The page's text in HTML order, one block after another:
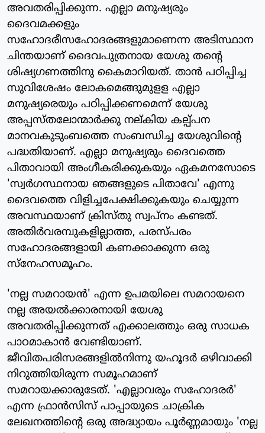
അവതരിപ്പിക്കുന്ന. എല്ലാ മനുഷ്യരും
ദൈവമക്കളും
സഹോദരീസഹോദരങ്ങളുമാണെന്ന അടിസ്ഥാന
ചിന്തയാണ് ദൈവപുത്രനായ യേശു തന്റെ
ശിഷ്യഗണത്തിനു കൈമാറിയത്. താന്‍ പഠിപ്പിച്ച
സുവിശേഷം ലോകമെങ്ങുമുളള എല്ലാ
മനുഷ്യരെയും പഠിപ്പിക്കണമെന്ന് യേശു
അപ്പസ്തലോന്മാര്‍ക്കു നല്കിയ കല്പ്പന
മാനവകുടുംബത്തെ സംബന്ധിച്ച യേശുവിന്റെ
പദ്ധതിയാണ്. എല്ലാ മനുഷ്യരും ദൈവത്തെ
പിതാവായി അംഗീകരിക്കുകയും ഏകമനസോടെ
'സ്വര്‍ഗസ്ഥനായ ഞങ്ങളുടെ പിതാവേ' എന്നു
ദൈവത്തെ വിളിച്ചപേക്ഷിക്കുകയും ചെയ്യുന്ന
അവസ്ഥയാണ് ക്രിസ്തു സ്വപ്നം കണ്ടത്.
അതിര്‍വരമ്പുകളില്ലാത്ത, പരസ്പരം
സഹോദരങ്ങളായി കണക്കാക്കുന്ന ഒരു
സ്‌നേഹസമൂഹം.
'നല്ല സമറായന്‍' എന്ന ഉപമയിലെ സമറായനെ
നല്ല അയല്‍ക്കാരനായി യേശു
അവതരിപ്പിക്കുന്നത് എക്കാലത്തും ഒരു സാധക
പാഠമാകാന്‍ വേണ്ടിയാണ്.
ജീവിതപരിസരങ്ങളില്‍നിന്നു യഹൂദര്‍ ഒഴിവാക്കി
നിറുത്തിയിരുന്ന സമൂഹമാണ്
സമറായക്കാരുടേത്. 'എല്ലാവരും സഹോദരര്‍'
എന്ന ഫ്രാന്‍സിസ് പാപ്പായുടെ ചാക്രിക
ലേഖനത്തിന്റെ ഒരു അദ്ധ്യായം പൂര്‍ണ്ണമായും 'നല്ല